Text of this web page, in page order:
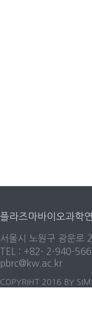
플라즈마바이오과학
서울시 노원구 광운로
TEL : +82- 2-940-
pbrc@kw.ac.kr
COPYRIHT 2016 BY